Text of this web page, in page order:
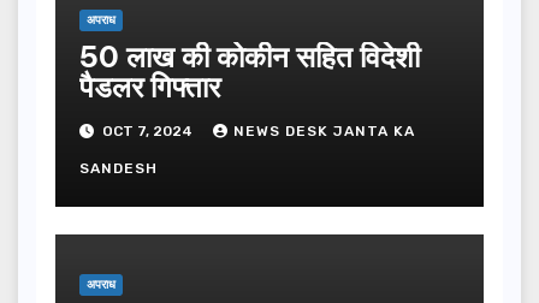
अपराध
50 लाख की कोकीन सहित विदेशी
पैडलर गिफ्तार
OCT 7, 2024 NEWS DESK JANTA KA
SANDESH
अपराध